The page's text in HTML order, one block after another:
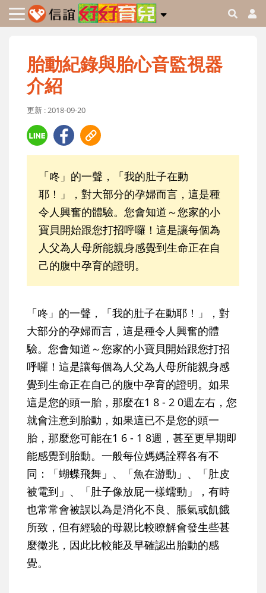
胎動紀錄與胎心音監視器
介紹
更新 : 2018-09-20
「咚」的一聲，「我的肚子在動
耶！」，對大部分的孕婦而言，這是種
令人興奮的體驗。您會知道～您家的小
寶貝開始跟您打招呼囉！這是讓每個為
人父為人母所能親身感覺到生命正在自
己的腹中孕育的證明。
「咚」的一聲，「我的肚子在動耶！」，對
大部分的孕婦而言，這是種令人興奮的體
驗。您會知道～您家的小寶貝開始跟您打招
呼囉！這是讓每個為人父為人母所能親身感
覺到生命正在自己的腹中孕育的證明。如果
這是您的頭一胎，那麼在1 8 - 2 0週左右，您
就會注意到胎動，如果這已不是您的頭一
胎，那麼您可能在1 6 - 1 8週，甚至更早期即
能感覺到胎動。一般每位媽媽詮釋各有不
同：「蝴蝶飛舞」、「魚在游動」、「肚皮
被電到」、「肚子像放屁一樣蠕動」，有時
也常常會被誤以為是消化不良、脹氣或飢餓
所致，但有經驗的母親比較瞭解會發生些甚
麼徵兆，因此比較能及早確認出胎動的感
覺。